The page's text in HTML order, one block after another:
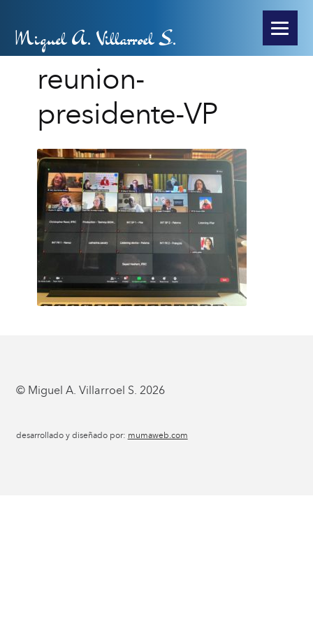
Miguel A. Villarroel S.
reunion-
presidente-VP
© Miguel A. Villarroel S. 2026
desarrollado y diseñado por: mumaweb.com